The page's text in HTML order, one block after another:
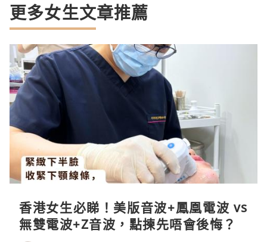
更多女生文章推薦
香港女生必睇！美版音波+鳳凰電波 vs
無雙電波+Z音波，點揀先唔會後悔？